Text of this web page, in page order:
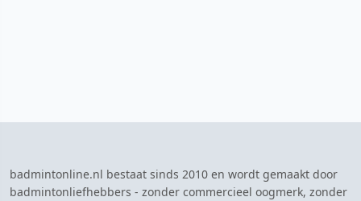
badmintonline.nl bestaat sinds 2010 en wordt gemaakt door
badmintonliefhebbers - zonder commercieel oogmerk, zonder